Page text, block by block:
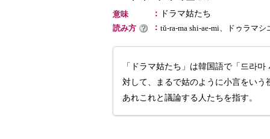
意味
：
ドラマ姑たち
読み方
： tŭ-ra-ma shi-ae-mi、ドゥラマシ
「ドラマ姑たち」は韓国語で「드라
対して、まるで姑のように小言をい
あれこれと議論する人たちを指す。